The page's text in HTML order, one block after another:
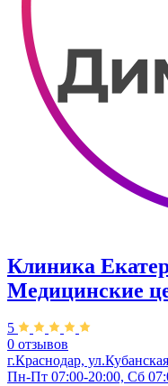
Клиника
Медицинские
5
0 отзывов
г.Краснодар,
Пн-Пт 07:00-20:00, Сб